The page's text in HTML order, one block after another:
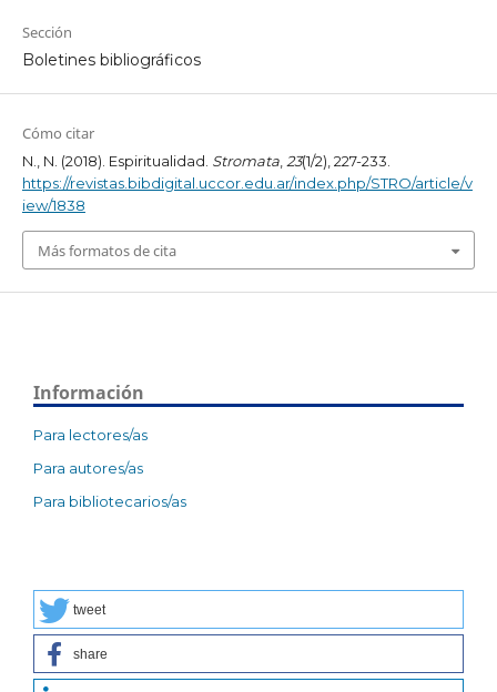
Sección
Boletines bibliográficos
Cómo citar
N., N. (2018). Espiritualidad. Stromata,23(1/2), 227-233.
https://revistas.bibdigital.uccor.edu.ar/index.php/STRO/article/v
iew/1838
Más formatos de cita
Información
Para lectores/as
Para autores/as
Para bibliotecarios/as
tweet
share